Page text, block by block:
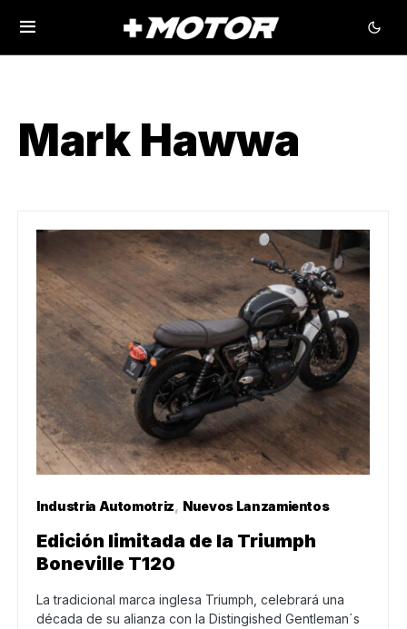
Mark Hawwa
Industria Automotriz Nuevos Lanzamientos
Edición limitada de la Triumph
Boneville T120
La tradicional marca inglesa Triumph, celebrará una
década de su alianza con la Distingished Gentleman´s